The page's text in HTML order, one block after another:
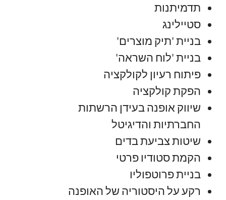
תדמיתנות
סטיילינג
בניית 'תיק מוצרים'
בניית 'לוח השראה'
פיתוח רעיון לקולקציה
הפקת קולקציה
שיווק אופנה בעידן הרשתות
החברתיות והדיגיטל
שיטות צביעת בדים
הקמת סטודיו פרטי
בניית פרוטפוליו
רקע על היסטוריה של האופנה